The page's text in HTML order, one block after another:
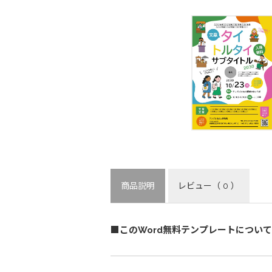
商品説明 レビュー （ 0 ）
■このWord無料テンプレートについて